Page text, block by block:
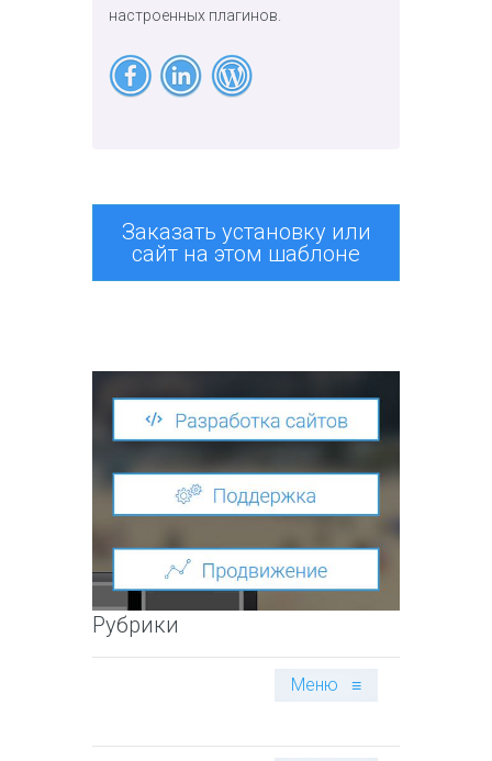
настроенных плагинов.
Заказать установку или
сайт на этом шаблоне
Рубрики
Меню ≡